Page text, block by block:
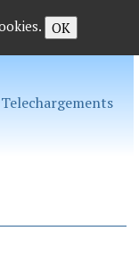
OK
Telechargements